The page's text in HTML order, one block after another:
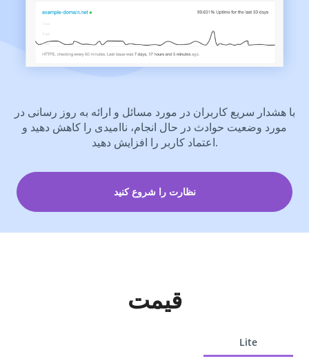
با هشدار سریع کاربران در مورد مسائل و ارائه به روز رسانی در
مورد وضعیت حوادث در حال انجام، ناامیدی را کاهش دهید و
اعتماد کاربر را افزایش دهید.
نظارت را شروع کنید
قیمت
Lite